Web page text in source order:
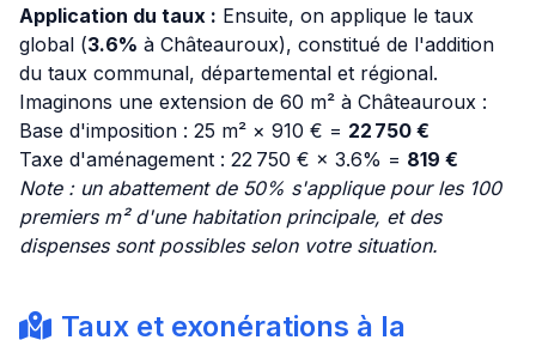
Application du taux : Ensuite, on applique le taux
global (3.6% à Châteauroux), constitué de l'addition
du taux communal, départemental et régional.
Imaginons une extension de 60 m² à Châteauroux :
Base d'imposition : 25 m² × 910 € = 22 750 €
Taxe d'aménagement : 22 750 € × 3.6% = 819 €
Note : un abattement de 50% s'applique pour les 100
premiers m² d'une habitation principale, et des
dispenses sont possibles selon votre situation.
Taux et exonérations à la